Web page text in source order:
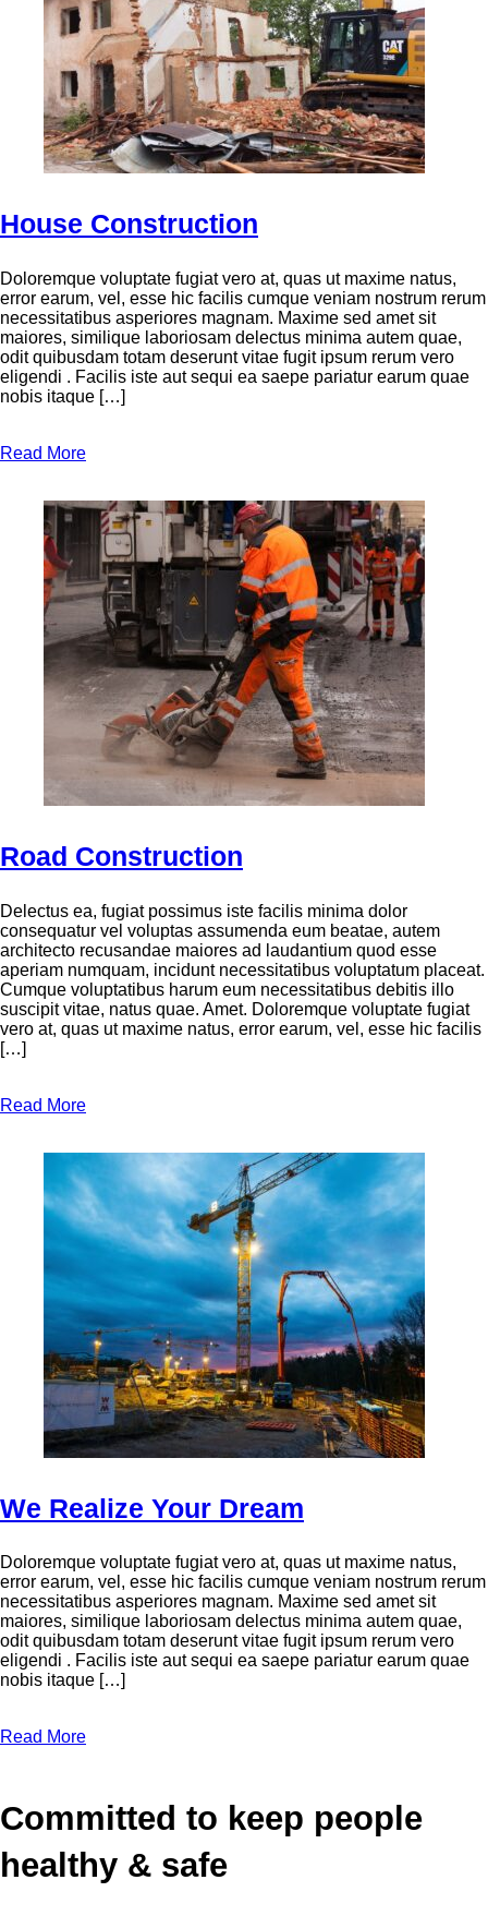
House Construction
Doloremque voluptate fugiat vero at, quas ut maxime natus,
error earum, vel, esse hic facilis cumque veniam nostrum rerum
necessitatibus asperiores magnam. Maxime sed amet sit
maiores, similique laboriosam delectus minima autem quae,
odit quibusdam totam deserunt vitae fugit ipsum rerum vero
eligendi . Facilis iste aut sequi ea saepe pariatur earum quae
nobis itaque […]
Read More
Road Construction
Delectus ea, fugiat possimus iste facilis minima dolor
consequatur vel voluptas assumenda eum beatae, autem
architecto recusandae maiores ad laudantium quod esse
aperiam numquam, incidunt necessitatibus voluptatum placeat.
Cumque voluptatibus harum eum necessitatibus debitis illo
suscipit vitae, natus quae. Amet. Doloremque voluptate fugiat
vero at, quas ut maxime natus, error earum, vel, esse hic facilis
[…]
Read More
We Realize Your Dream
Doloremque voluptate fugiat vero at, quas ut maxime natus,
error earum, vel, esse hic facilis cumque veniam nostrum rerum
necessitatibus asperiores magnam. Maxime sed amet sit
maiores, similique laboriosam delectus minima autem quae,
odit quibusdam totam deserunt vitae fugit ipsum rerum vero
eligendi . Facilis iste aut sequi ea saepe pariatur earum quae
nobis itaque […]
Read More
Committed to keep people
healthy & safe